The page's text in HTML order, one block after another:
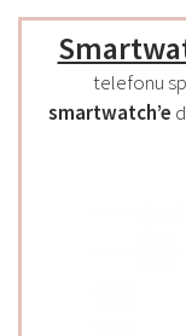
telefonu
smartwatch’e